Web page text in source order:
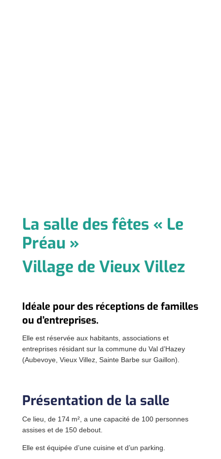
La salle des fêtes « Le
Préau »
Village de Vieux Villez
Idéale pour des réceptions de familles
ou d’entreprises.
Elle est réservée aux habitants, associations et
entreprises résidant sur la commune du Val d’Hazey
(Aubevoye, Vieux Villez, Sainte Barbe sur Gaillon).
Présentation de la salle
Ce lieu, de 174 m², a une capacité de 100 personnes
assises et de 150 debout.
Elle est équipée d’une cuisine et d’un parking.